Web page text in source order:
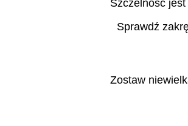
Szczelność
Sprawdź
Zostaw